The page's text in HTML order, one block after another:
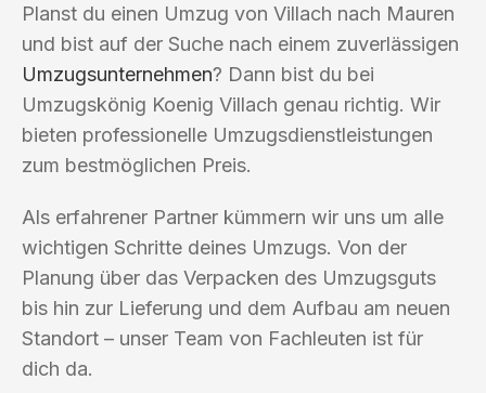
Planst du einen Umzug von Villach nach Mauren
und bist auf der Suche nach einem zuverlässigen
Umzugsunternehmen? Dann bist du bei
Umzugskönig Koenig Villach genau richtig. Wir
bieten professionelle Umzugsdienstleistungen
zum bestmöglichen Preis.
Als erfahrener Partner kümmern wir uns um alle
wichtigen Schritte deines Umzugs. Von der
Planung über das Verpacken des Umzugsguts
bis hin zur Lieferung und dem Aufbau am neuen
Standort – unser Team von Fachleuten ist für
dich da.